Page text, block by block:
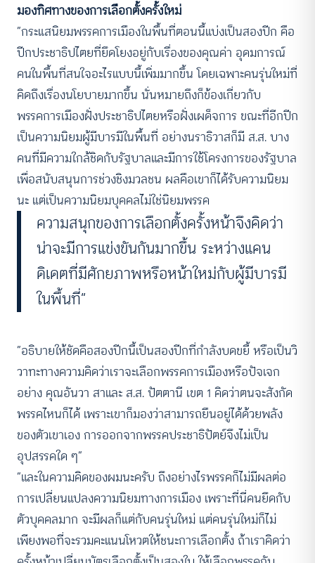
มองทิศทางของการเลือกตั้งครั้งใหม่
“กระแสนิยมพรรคการเมืองในพื้นที่ตอนนี้แบ่งเป็นสองปีก คือ
ปีกประชาธิปไตยที่ยึดโยงอยู่กับเรื่องของคุณค่า อุดมการณ์
คนในพื้นที่สนใจอะไรแบบนี้เพิ่มมากขึ้น โดยเฉพาะคนรุ่นใหม่ที่
คิดถึงเรื่องนโยบายมากขึ้น นั่นหมายถึงก็ข้องเกี่ยวกับ
พรรคการเมืองฝั่งประชาธิปไตยหรือฝั่งเผด็จการ ขณะที่อีกปีก
เป็นความนิยมผู้มีบารมีในพื้นที่ อย่างนราธิวาสก็มี ส.ส. บาง
คนที่มีความใกล้ชิดกับรัฐบาลและมีการใช้โครงการของรัฐบาล
เพื่อสนับสนุนการช่วงชิงมวลชน ผลคือเขาก็ได้รับความนิยม
นะ แต่เป็นความนิยมบุคคลไม่ใช่นิยมพรรค
ความสนุกของการเลือกตั้งครั้งหน้าจึงคิดว่า
น่าจะมีการแข่งขันกันมากขึ้น ระหว่างแคน
ดิเดตที่มีศักยภาพหรือหน้าใหม่กับผู้มีบารมี
ในพื้นที่”
“อธิบายให้ชัดคือสองปีกนี้เป็นสองปีกที่กำลังบดขยี้ หรือเป็นวิ
วาทะทางความคิดว่าเราจะเลือกพรรคการเมืองหรือปัจเจก
อย่าง คุณอันวา สาและ ส.ส. ปัตตานี เขต 1 คิดว่าตนจะสังกัด
พรรคไหนก็ได้ เพราะเขาก็มองว่าสามารถยืนอยู่ได้ด้วยพลัง
ของตัวเขาเอง การออกจากพรรคประชาธิปัตย์จึงไม่เป็น
อุปสรรคใด ๆ”
“และในความคิดของผมนะครับ ถึงอย่างไรพรรคก็ไม่มีผลต่อ
การเปลี่ยนแปลงความนิยมทางการเมือง เพราะที่นี่คนยึดกับ
ตัวบุคคลมาก จะมีผลก็แต่กับคนรุ่นใหม่ แต่คนรุ่นใหม่ก็ไม่
เพียงพอที่จะรวมคะแนนโหวตให้ชนะการเลือกตั้ง ถ้าเราคิดว่า